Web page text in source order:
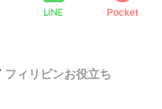
LINE Pocket
フィリピンお役立ち